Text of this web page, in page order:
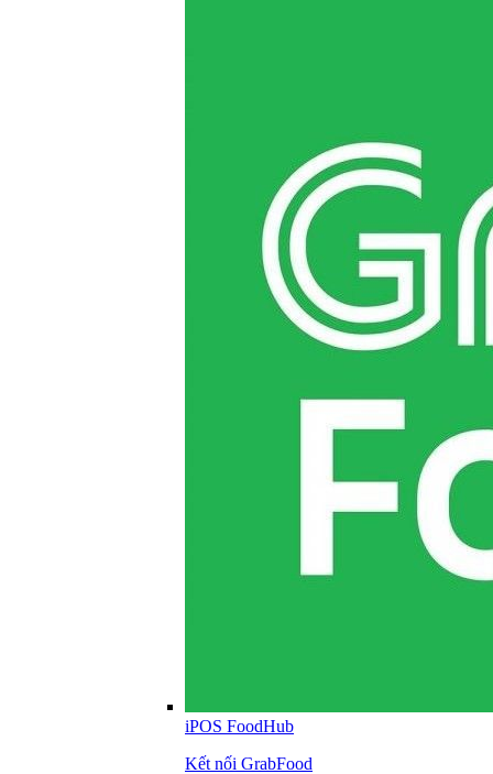
iPOS FoodHub
Kết nối GrabFood